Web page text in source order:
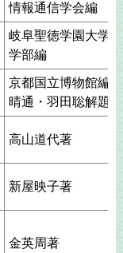
情報通信学会編
岐阜聖徳学園大学
学部編
京都国立博物館編
晴通・羽田聡解題
高山道代著
新屋映子著
金英周著